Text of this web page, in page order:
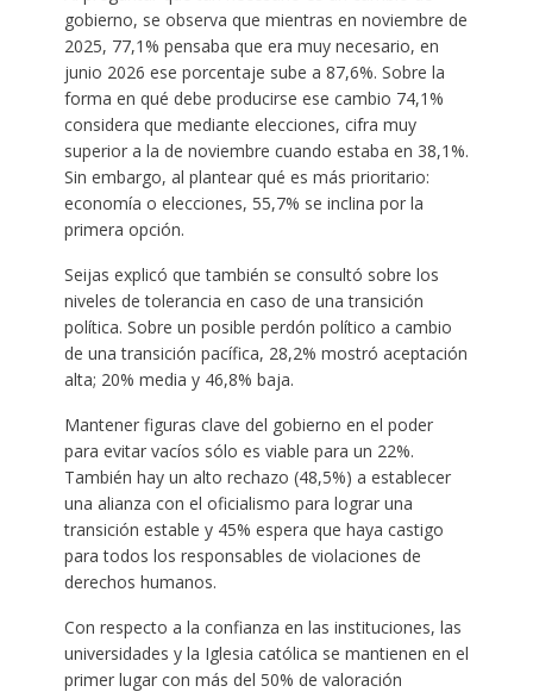
gobierno, se observa que mientras en noviembre de
2025, 77,1% pensaba que era muy necesario, en
junio 2026 ese porcentaje sube a 87,6%. Sobre la
forma en qué debe producirse ese cambio 74,1%
considera que mediante elecciones, cifra muy
superior a la de noviembre cuando estaba en 38,1%.
Sin embargo, al plantear qué es más prioritario:
economía o elecciones, 55,7% se inclina por la
primera opción.
Seijas explicó que también se consultó sobre los
niveles de tolerancia en caso de una transición
política. Sobre un posible perdón político a cambio
de una transición pacífica, 28,2% mostró aceptación
alta; 20% media y 46,8% baja.
Mantener figuras clave del gobierno en el poder
para evitar vacíos sólo es viable para un 22%.
También hay un alto rechazo (48,5%) a establecer
una alianza con el oficialismo para lograr una
transición estable y 45% espera que haya castigo
para todos los responsables de violaciones de
derechos humanos.
Con respecto a la confianza en las instituciones, las
universidades y la Iglesia católica se mantienen en el
primer lugar con más del 50% de valoración